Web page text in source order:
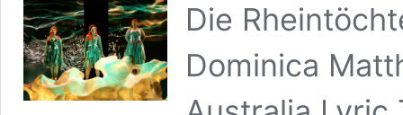
Die
Dominica